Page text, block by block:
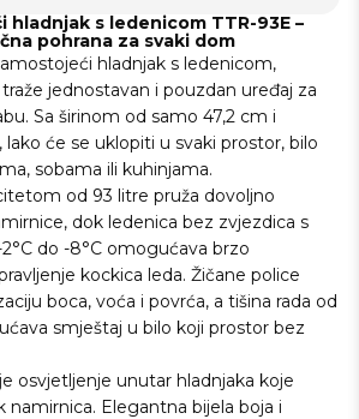
hladnjak s ledenicom TTR-93E –
pohrana za svaki dom
hladnjak s ledenicom,
jednostavan i pouzdan uređaj za
Sa širinom od samo 47,2 cm i
će se uklopiti u svaki prostor, bilo
sobama ili kuhinjama.
od 93 litre pruža dovoljno
dok ledenica bez zvjezdica s
do -8°C omogućava brzo
kockica leda. Žičane police
boca, voća i povrća, a tišina rada od
smještaj u bilo koji prostor bez
osvjetljenje unutar hladnjaka koje
namirnica. Elegantna bijela boja i